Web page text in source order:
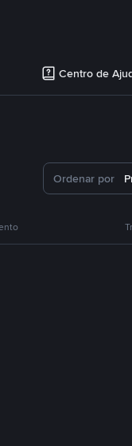
Centro de
Ordenar por